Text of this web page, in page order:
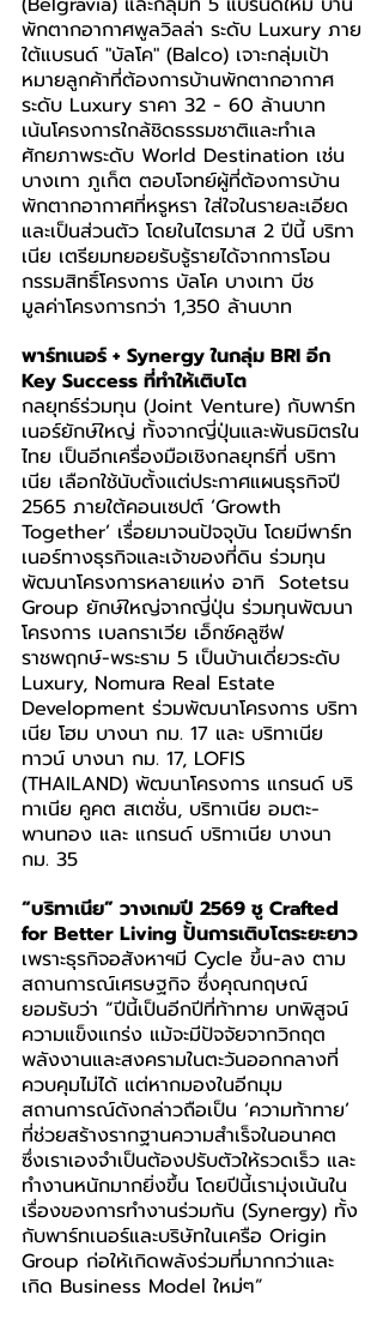
พักตากอากาศพูลวิลล่า ระดับ Luxury ภาย
ใต้แบรนด์ "บัลโค" (Balco) เจาะกลุ่มเป้า
หมายลูกค้าที่ต้องการบ้านพักตากอากาศ
ระดับ Luxury ราคา 32 - 60 ล้านบาท
เน้นโครงการใกล้ชิดธรรมชาติและทำเล
ศักยภาพระดับ World Destination เช่น
บางเทา ภูเก็ต ตอบโจทย์ผู้ที่ต้องการบ้าน
พักตากอากาศที่หรูหรา ใส่ใจในรายละเอียด
และเป็นส่วนตัว โดยในไตรมาส 2 ปีนี้ บริทา
เนีย เตรียมทยอยรับรู้รายได้จากการโอน
กรรมสิทธิ์โครงการ บัลโค บางเทา บีช
มูลค่าโครงการกว่า 1,350 ล้านบาท
พาร์ทเนอร์ + Synergy ในกลุ่ม BRI อีก
Key Success ที่ทำให้เติบโต
กลยุทธ์ร่วมทุน (Joint Venture) กับพาร์ท
เนอร์ยักษ์ใหญ่ ทั้งจากญี่ปุ่นและพันธมิตรใน
ไทย เป็นอีกเครื่องมือเชิงกลยุทธ์ที่ บริทา
เนีย เลือกใช้นับตั้งแต่ประกาศแผนธุรกิจปี
2565 ภายใต้คอนเซปต์ ‘Growth
Together’ เรื่อยมาจนปัจจุบัน โดยมีพาร์ท
เนอร์ทางธุรกิจและเจ้าของที่ดิน ร่วมทุน
พัฒนาโครงการหลายแห่ง อาทิ  Sotetsu
Group ยักษ์ใหญ่จากญี่ปุ่น ร่วมทุนพัฒนา
โครงการ เบลกราเวีย เอ็กซ์คลูซีฟ
ราชพฤกษ์-พระราม 5 เป็นบ้านเดี่ยวระดับ
Luxury, Nomura Real Estate
Development ร่วมพัฒนาโครงการ บริทา
เนีย โฮม บางนา กม. 17 และ บริทาเนีย
ทาวน์ บางนา กม. 17, LOFIS
(THAILAND) พัฒนาโครงการ แกรนด์ บริ
ทาเนีย คูคต สเตชั่น, บริทาเนีย อมตะ-
พานทอง และ แกรนด์ บริทาเนีย บางนา
กม. 35
“บริทาเนีย” วางเกมปี 2569 ชู Crafted
for Better Living ปั้นการเติบโตระยะยาว
เพราะธุรกิจอสังหาฯมี Cycle ขึ้น-ลง ตาม
สถานการณ์เศรษฐกิจ ซึ่งคุณกฤษณ์
ยอมรับว่า “ปีนี้เป็นอีกปีที่ท้าทาย บทพิสูจน์
ความแข็งแกร่ง แม้จะมีปัจจัยจากวิกฤต
พลังงานและสงครามในตะวันออกกลางที่
ควบคุมไม่ได้ แต่หากมองในอีกมุม
สถานการณ์ดังกล่าวถือเป็น ‘ความท้าทาย’
ที่ช่วยสร้างรากฐานความสำเร็จในอนาคต
ซึ่งเราเองจำเป็นต้องปรับตัวให้รวดเร็ว และ
ทำงานหนักมากยิ่งขึ้น โดยปีนี้เรามุ่งเน้นใน
เรื่องของการทำงานร่วมกัน (Synergy) ทั้ง
กับพาร์ทเนอร์และบริษัทในเครือ Origin
Group ก่อให้เกิดพลังร่วมที่มากกว่าและ
เกิด Business Model ใหม่ๆ”